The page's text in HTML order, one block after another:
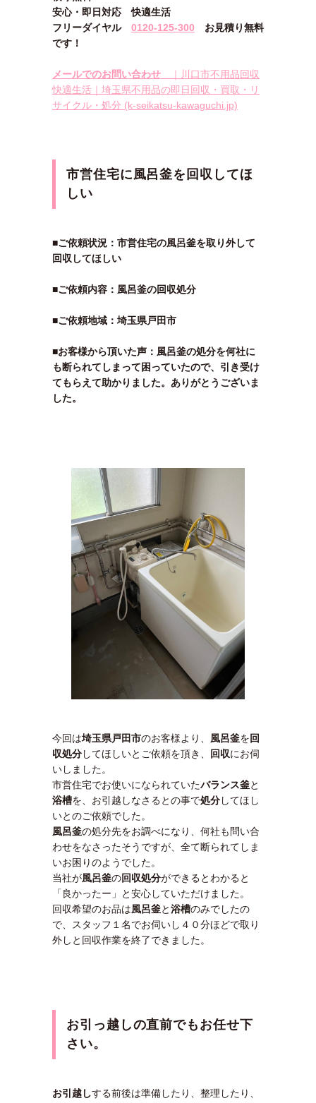
安心・即日対応 快適生活
フリーダイヤル 0120-125-300 お見積り無料
です！
メールでのお問い合わせ
｜川口市不用品回収
快適生活｜埼玉県不用品の即日回収・買取・リ
サイクル・処分 (k-seikatsu-kawaguchi.jp)
市営住宅に風呂釜を回収してほ
しい
■ご依頼状況：市営住宅の風呂釜を取り外して
回収してほしい
■ご依頼内容：風呂釜の回収処分
■ご依頼地域：埼玉県戸田市
■お客様から頂いた声：風呂釜の処分を何社に
も断られてしまって困っていたので、引き受け
てもらえて助かりました。ありがとうございま
した。
今回は埼玉県戸田市のお客様より、 風呂釜を回
収処分してほしいとご依頼を頂き、 回収にお伺
いしました。
市営住宅でお使いになられていたバランス釜と
浴槽を、お引越しなさるとの事で処分してほし
いとのご依頼でした。
風呂釜の処分先をお調べになり、何社も問い合
わせをなさったそうですが、全て断られてしま
いお困りのようでした。
当社が風呂釜の回収処分ができるとわかると
「良かったー」と安心していただけました。
回収希望のお品は風呂釜と浴槽のみでしたの
で、スタッフ１名でお伺いし４０分ほどで取り
外しと回収作業を終了できました。
お引っ越しの直前でもお任せ下
さい。
お引越しする前後は準備したり、整理したり、